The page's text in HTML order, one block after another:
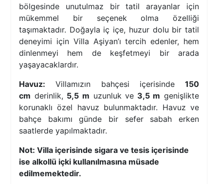
bölgesinde unutulmaz bir tatil arayanlar için
mükemmel bir seçenek olma özelliği
taşımaktadır. Doğayla iç içe, huzur dolu bir tatil
deneyimi için Villa Aşiyan’ı tercih edenler, hem
dinlenmeyi hem de keşfetmeyi bir arada
yaşayacaklardır.
Havuz: Villamızın bahçesi içerisinde 150
cm derinlik, 5,5 m uzunluk ve 3,5 m genişlikte
korunaklı özel havuz bulunmaktadır. Havuz ve
bahçe bakımı günde bir sefer sabah erken
saatlerde yapılmaktadır.
Not: Villa içerisinde sigara ve tesis içerisinde
ise alkollü içki kullanılmasına müsade
edilmemektedir.